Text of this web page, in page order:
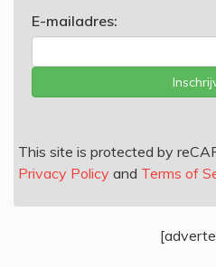
E-mailadres:
This site is protected by
Privacy Policy and Terms of